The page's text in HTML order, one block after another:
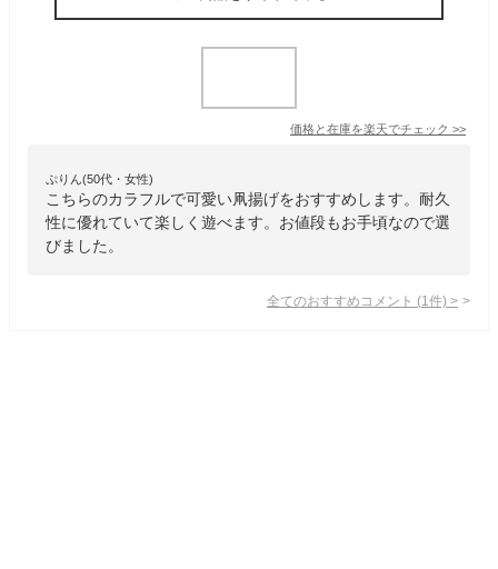
価格と在庫を楽天でチェック >>
ぷりん(50代・女性)
こちらのカラフルで可愛い凧揚げをおすすめします。耐久
性に優れていて楽しく遊べます。お値段もお手頃なので選
びました。
全てのおすすめコメント (1 件) >